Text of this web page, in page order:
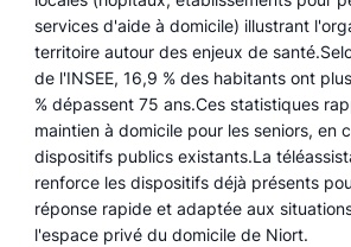
services d'aide à domicile) illustrant
territoire autour des enjeux de
de l'INSEE, 16,9 % des habitants ont
% dépassent 75 ans.Ces statistiques
maintien à domicile pour les seniors, en
dispositifs publics existants.La
renforce les dispositifs déjà présents
réponse rapide et adaptée aux
l'espace privé du domicile de Niort.